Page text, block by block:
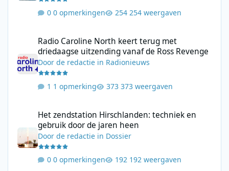
0 opmerkingen 254 weergaven
Radio Caroline North keert terug met
driedaagse uitzending vanaf de Ross Revenge
Doorde redactie in Radionieuws
1 opmerking 373 weergaven
Het zendstation Hirschlanden: techniek en
gebruik door de jaren heen
Doorde redactie in Dossier
0 opmerkingen 192 weergaven